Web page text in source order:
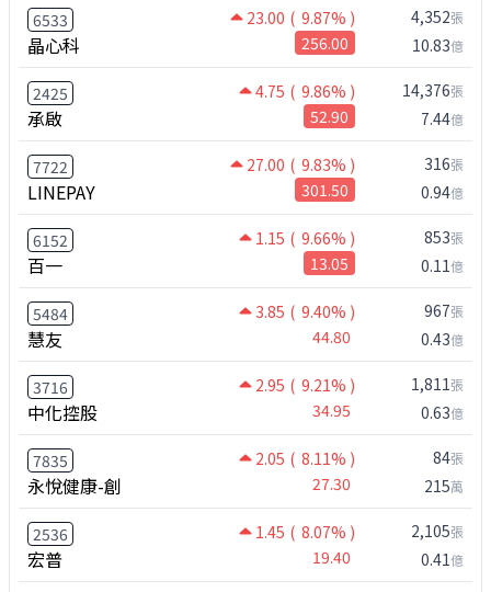
6533 23.00 ( 9.87% )
晶心科 256.00
4,352張
10.83億
2425 4.75 ( 9.86% )
承啟 52.90
14,376張
7.44億
7722 27.00 ( 9.83% )
LINEPAY 301.50
316張
0.94億
6152 1.15 ( 9.66% )
百一 13.05
853張
0.11億
5484 3.85 ( 9.40% )
慧友 44.80
967張
0.43億
3716 2.95 ( 9.21% )
中化控股 34.95
1,811張
0.63億
7835 2.05 ( 8.11% )
永悅健康-創 27.30
84張
215萬
2536 1.45 ( 8.07% )
宏普 19.40
2,105張
0.41億